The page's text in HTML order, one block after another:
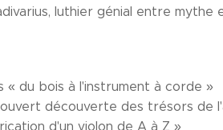
luthier génial entre mythe
« du bois à l'instrument à corde »
découverte des trésors de
d'un violon de A à Z »